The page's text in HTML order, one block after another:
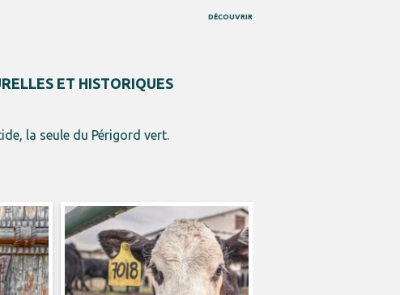
DÉCOUVRIR
ET HISTORIQUES
la seule du Périgord vert.